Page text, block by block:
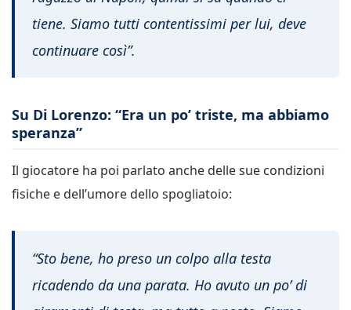
tiene. Siamo tutti contentissimi per lui, deve
continuare così”.
Su Di Lorenzo: “Era un po’ triste, ma abbiamo
speranza”
Il giocatore ha poi parlato anche delle sue condizioni
fisiche e dell’umore dello spogliatoio:
“Sto bene, ho preso un colpo alla testa
ricadendo da una parata. Ho avuto un po’ di